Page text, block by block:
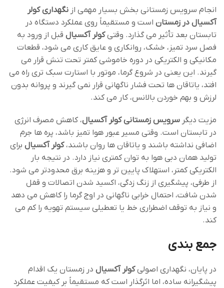
انجام سرویس زمستانی بخش بسیار مهمی از نگهداری کولر
آکسیال در زمستان است و مستقیماً روی عملکرد دستگاه در
تابستان بعد تأثیر می ‌گذارد. وقتیکولر آکسیال قبل از ورود به
فصل سرد تمیز، خشک، روانکاری و عایق‌ کاری می‌ شود، قطعات
مکانیکی و الکتریکی در دوره خاموشی کمتر تحت تنش قرار می
‌گیرند. این یعنی در شروع گرما، موتور با استارت سبک ‌تری راه می
‌افتد، یاتاقان ‌ها تحت فشار ناگهانی قرار نمی ‌گیرند و پروانه بدون
لرزش و بهم خوردن بالانس، ‌کار می‌ کند.
مزیت دیگر سرویس زمستانی کولر آکسیال، کاهش مصرف انرژی
در تابستان است. وقتی مسیر عبور هوا تمیز باشد، پره‌ ها جرم
اضافی نداشته باشند و یاتاقان ‌ها روان باشند،کولر آکسیال برای
تولید همان دبی هوا به توان کمتری نیاز دارد. در نتیجه بار
الکتریکی کمتر، استهلاک پایین ‌تر و هزینه برق محدودتر می ‌شود.
از طرفی، پیشگیری از زنگ ‌زدگی، اکسید شدن اتصالات و قفل
شدن شافت، احتمال خرابی ناگهانی در اوج گرما را کاهش می ‌دهد
و نیاز به توقف اضطراری خط یا تعطیلی سیستم تهویه را کم می
‌کند.
جمع بندی
در پایان، نگهداری اصولیکولر آکسیال در زمستان یک اقدام
پیشگیرانه ساده، اما اثرگذار است که مستقیماً بر کیفیت عملکرد